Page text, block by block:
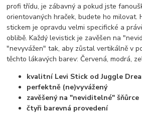
profi třídu, je zábavný a pokud jste
orientovaných hraček, budete ho milovat.
stickem je opravdu velmi specifické a
oblibě. Každý levistick je zavěšen na
"nevyvážen" tak, aby zůstal vertikálně v
těchto lákavých barev: Červená, modrá,
kvalitní Levi Stick od Juggle
perfektně (ne)vyvážený
zavěšený na "neviditelné" šňůrce
čtyři barevná provedení